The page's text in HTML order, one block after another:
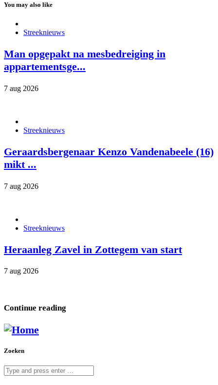
You may also like
Streeknieuws
Man opgepakt na mesbedreiging in
appartementsge...
7 aug 2026
Streeknieuws
Geraardsbergenaar Kenzo Vandenabeele (16)
mikt ...
7 aug 2026
Streeknieuws
Heraanleg Zavel in Zottegem van start
7 aug 2026
Continue reading
Zoeken